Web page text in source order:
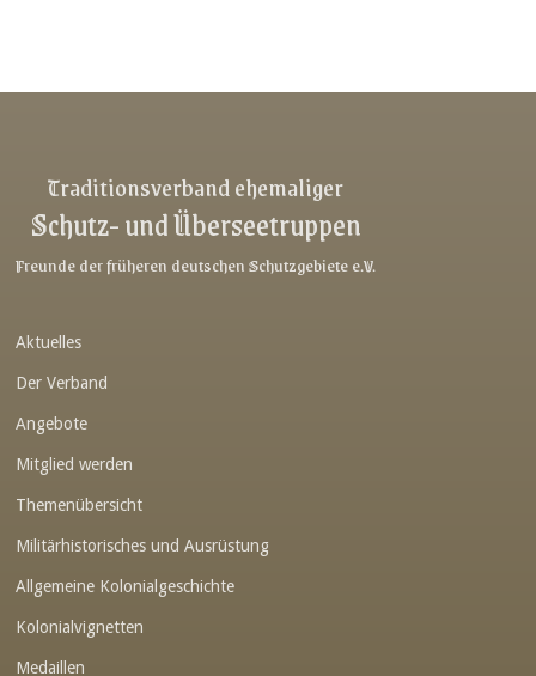
Link-v-z
Link-v-z
Link-v-z
Link-v-z
Link-v-z
Link-v-z
Link-v-z
Link-v-z
Traditionsverband ehemaliger
Schutz- und Überseetruppen
Freunde der früheren deutschen Schutzgebiete e.V.
Aktuelles
Der Verband
Angebote
Mitglied werden
Themenübersicht
Militärhistorisches und Ausrüstung
Allgemeine Kolonialgeschichte
Kolonialvignetten
Medaillen